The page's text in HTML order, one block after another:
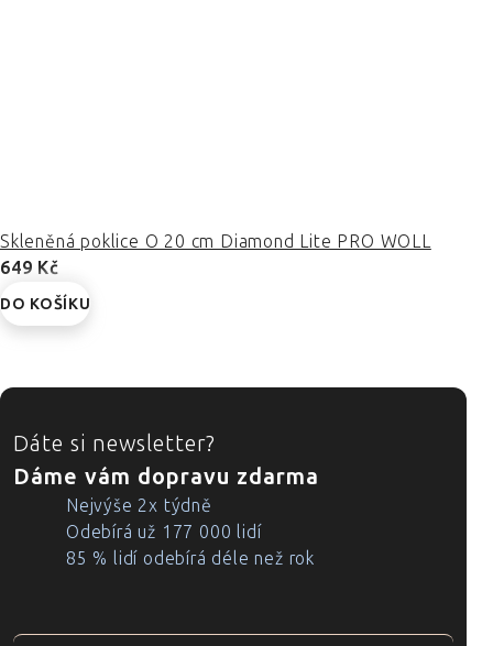
Skleněná poklice O 20 cm Diamond Lite PRO WOLL
649 Kč
DO KOŠÍKU
ZÁPATÍ
Dáte si newsletter?
Dáme vám dopravu zdarma
Nejvýše 2x týdně
Odebírá už 177 000 lidí
85 % lidí odebírá déle než rok